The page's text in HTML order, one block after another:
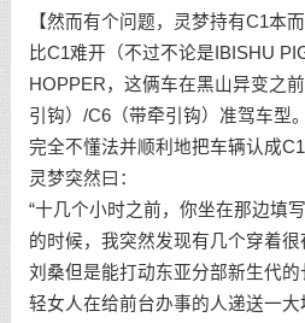
【然而有个问题，灵梦持有C1本
比C1难开（不过不论是IBISHU
HOPPER，这俩车在黑山异变之
引钩）/C6（带牵引钩）准驾车型
完全不懂法并顺利地把车辆认成C1
灵梦突然曰：
“十几个小时之前，你坐在那边填
的时候，我突然发现有几个穿着
刘桑但是能打动东亚分部新生代
轻女人在给前台办事的人递送一